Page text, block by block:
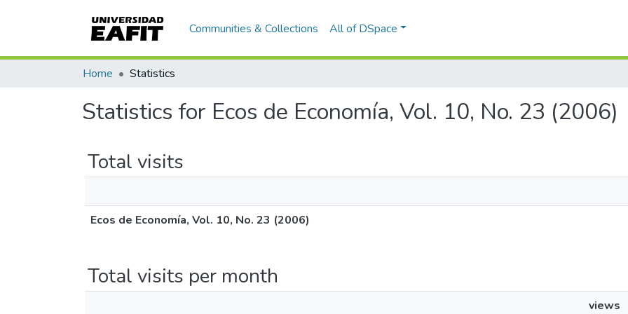
Communities & Collections All of DSpace
Home Statistics
Statistics for Ecos de Economía, Vol. 10, No. 23 (2006)
Total visits
Ecos de Economía, Vol. 10, No. 23 (2006)
Total visits per month
views